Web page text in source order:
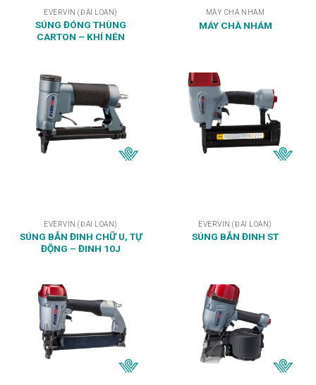
EVERVIN (ĐÀI LOAN)
SÚNG ĐÓNG THÙNG
CARTON – KHÍ NÉN
MÁY CHÀ NHÁM
MÁY CHÀ NHÁM
EVERVIN (ĐÀI LOAN)
SÚNG BẮN ĐINH CHỮ U, TỰ
ĐỘNG – ĐINH 10J
EVERVIN (ĐÀI LOAN)
SÚNG BẮN ĐINH ST